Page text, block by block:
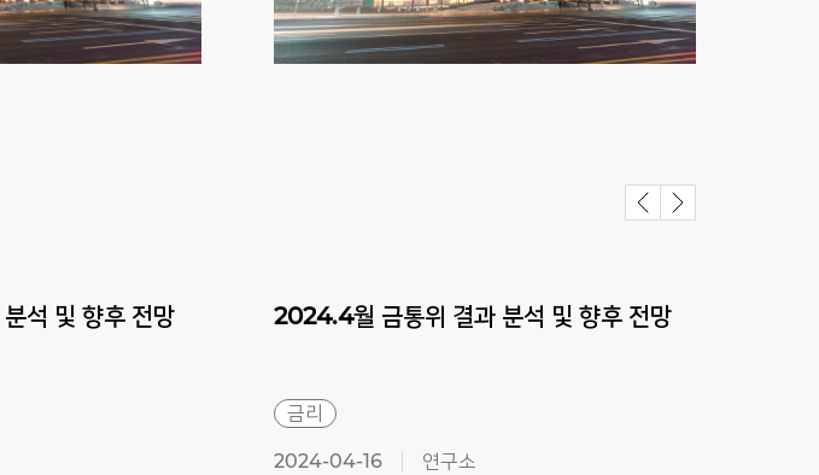
분석 및 향후 전망 2024.4월 금통위 결과 분석 및 향후 전망
금리
2024-04-16 연구소